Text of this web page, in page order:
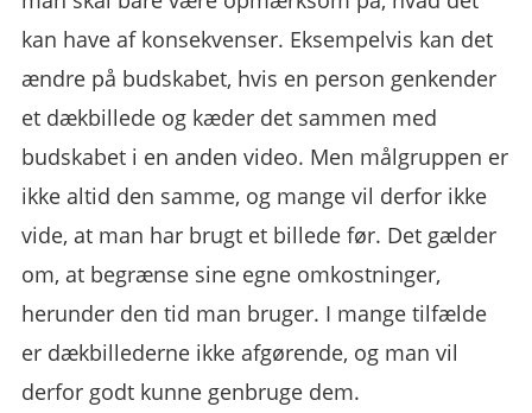
kan have af konsekvenser. Eksempelvis kan det
ændre på budskabet, hvis en person genkender
et dækbillede og kæder det sammen med
budskabet i en anden video. Men målgruppen er
ikke altid den samme, og mange vil derfor ikke
vide, at man har brugt et billede før. Det gælder
om, at begrænse sine egne omkostninger,
herunder den tid man bruger. I mange tilfælde
er dækbillederne ikke afgørende, og man vil
derfor godt kunne genbruge dem.